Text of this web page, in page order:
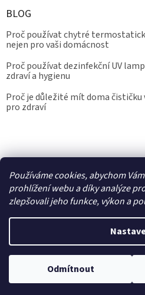
Používáme cookies, abychom
prohlížení webu a díky analýze
zlepšovali jeho funkce, výkon a
Odmítnout
BLOG
Proč používat chytré
nejen pro vaši domácnost
Proč používat dezinfekční UV
zdraví a hygienu
Proč je důležité mít doma čističku
pro zdraví
Vytvořil
Copyright 2026Epřístroje.cz.